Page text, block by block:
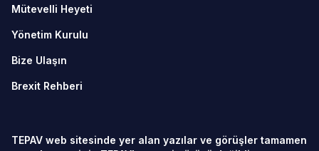
Mütevelli Heyeti
Yönetim Kurulu
Bize Ulaşın
Brexit Rehberi
TEPAV web sitesinde yer alan yazılar ve görüşler tamamen